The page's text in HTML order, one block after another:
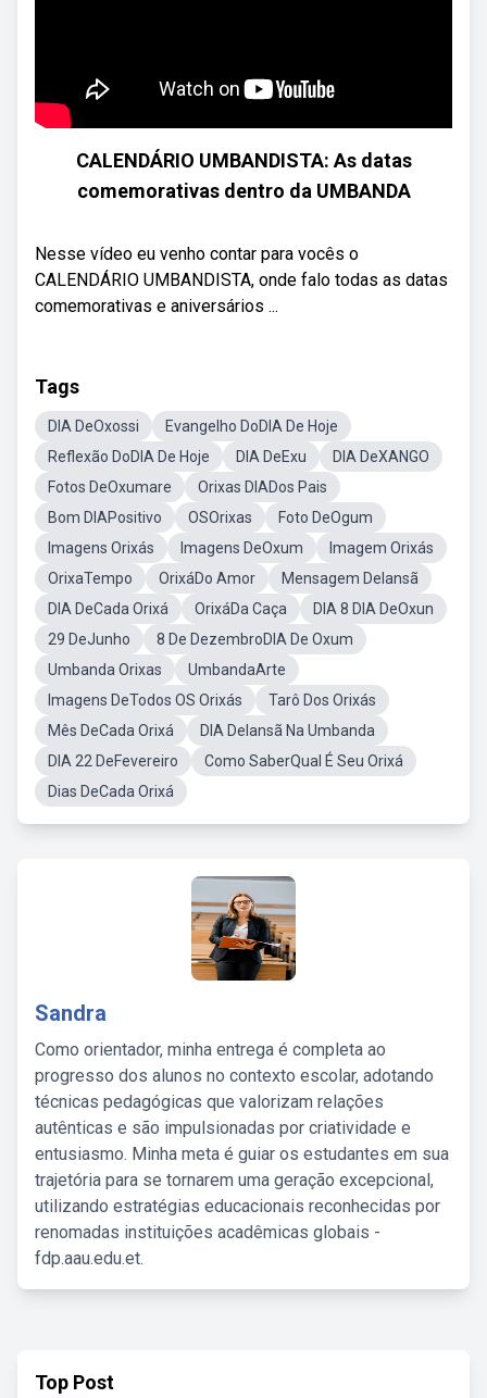
CALENDÁRIO UMBANDISTA: As datas
comemorativas dentro da UMBANDA
Nesse vídeo eu venho contar para vocês o
CALENDÁRIO UMBANDISTA, onde falo todas as datas
comemorativas e aniversários ...
Tags
DIA DeOxossi
Evangelho DoDIA De Hoje
Reflexão DoDIA De Hoje
DIA DeExu
DIA DeXANGO
Fotos DeOxumare
Orixas DIADos Pais
Bom DIAPositivo
OSOrixas
Foto DeOgum
Imagens Orixás
Imagens DeOxum
Imagem Orixás
OrixaTempo
OrixáDo Amor
Mensagem DeIansã
DIA DeCada Orixá
OrixáDa Caça
DIA 8 DIA DeOxun
29 DeJunho
8 De DezembroDIA De Oxum
Umbanda Orixas
UmbandaArte
Imagens DeTodos OS Orixás
Tarô Dos Orixás
Mês DeCada Orixá
DIA DeIansã Na Umbanda
DIA 22 DeFevereiro
Como SaberQual É Seu Orixá
Dias DeCada Orixá
Sandra
Como orientador, minha entrega é completa ao
progresso dos alunos no contexto escolar, adotando
técnicas pedagógicas que valorizam relações
autênticas e são impulsionadas por criatividade e
entusiasmo. Minha meta é guiar os estudantes em sua
trajetória para se tornarem uma geração excepcional,
utilizando estratégias educacionais reconhecidas por
renomadas instituições acadêmicas globais -
fdp.aau.edu.et.
Top Post